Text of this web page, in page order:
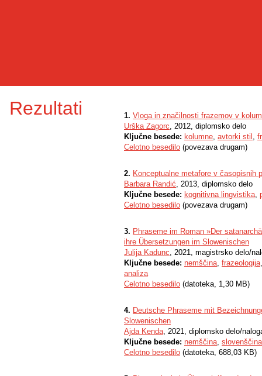
Rezultati 1. Vloga in značilnosti frazemov v
Urška Zagorc, 2012, diplomsko delo
Ključne besede: kolumne, avtorki stil ,
Celotno besedilo (povezava drugam)
2. Konceptualne metafore v časopisnih
Barbara Randić, 2013, diplomsko delo
Ključne besede: kognitivna lingvistika,
Celotno besedilo (povezava drugam)
3. Phraseme im Roman »Der
ihre Übersetzungen im Slowenischen
Julija Kadunc, 2021, magistrsko delo/
Ključne besede: nemščina, frazeologija
analiza
Celotno besedilo (datoteka, 1,30 MB)
4. Deutsche Phraseme mit
Slowenischen
Ajda Kenda, 2021, diplomsko delo/
Ključne besede: nemščina, slovenščina
Celotno besedilo (datoteka, 688,03 KB)